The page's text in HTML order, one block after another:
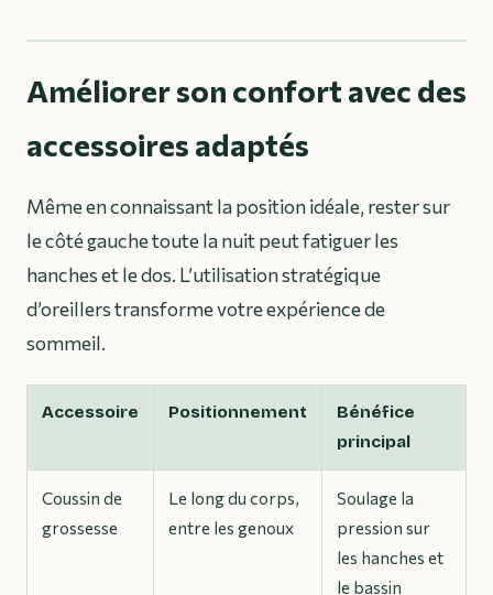
Améliorer son confort avec des
accessoires adaptés
Même en connaissant la position idéale, rester sur
le côté gauche toute la nuit peut fatiguer les
hanches et le dos. L’utilisation stratégique
d’oreillers transforme votre expérience de
sommeil.
Accessoire Positionnement
Bénéfice
principal
Coussin de
grossesse
Le long du corps,
entre les genoux
Soulage la
pression sur
les hanches et
le bassin